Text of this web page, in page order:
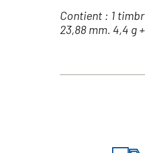
Contient : 1
23,88 mm. 4,4 g